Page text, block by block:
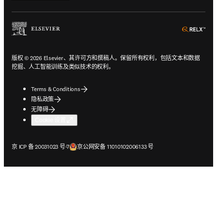
版权 © 2026 Elsevier、其许可方和撰稿人。保留所有权利，包括文本和数据
挖掘、人工智能训练及类似技术的权利。
Terms & Conditions
隐私政策
无障碍
京 ICP 备 20031023 号-7
在新的选项卡/窗口中打开京公网安备 11010102006133 号
在新的选项卡/窗口中打开